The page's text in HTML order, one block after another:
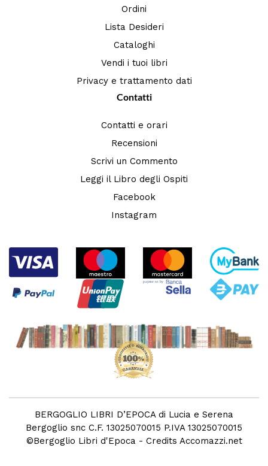
Ordini
Lista Desideri
Cataloghi
Vendi i tuoi libri
Privacy e trattamento dati
Contatti
Contatti e orari
Recensioni
Scrivi un Commento
Leggi il Libro degli Ospiti
Facebook
Instagram
BERGOGLIO LIBRI D’EPOCA di Lucia e Serena
Bergoglio snc C.F. 13025070015 P.IVA 13025070015
©Bergoglio Libri d'Epoca - Credits Accomazzi.net